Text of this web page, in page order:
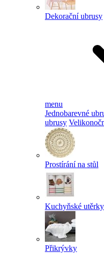
Dekorační ubrusy
menu
Jednobarevné
ubrusy
Prostírání na stůl
Kuchyňské utěrky
Přikrývky